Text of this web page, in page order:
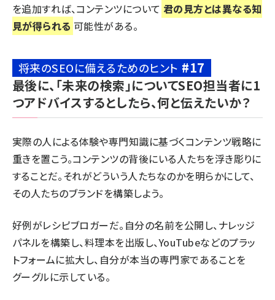
を追加すれば、コンテンツについて 君の見方とは異なる知
見が得られる 可能性がある。
将来のSEOに備えるためのヒント #17
最後に、「未来の検索」についてSEO担当者に1
つアドバイスするとしたら、何と伝えたいか？
実際の人による体験や専門知識に基づくコンテンツ戦略に
重きを置こう。コンテンツの背後にいる人たちを浮き彫りに
することだ。それがどういう人たちなのかを明らかにして、
その人たちのブランドを構築しよう。
好例がレシピブロガーだ。自分の名前を公開し、 ナレッジ
パネルを構築し、料理本を出版し、YouTubeなどのプラッ
トフォームに拡大し、自分が本当の専門家であることを
グーグルに示している。